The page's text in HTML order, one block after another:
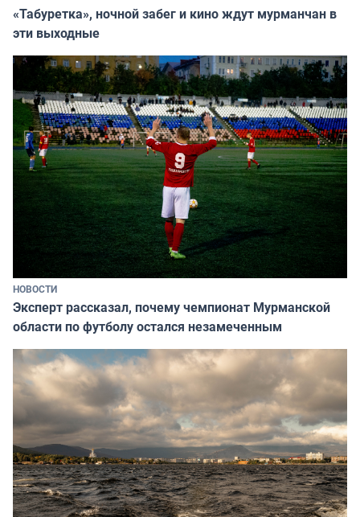
«Табуретка», ночной забег и кино ждут мурманчан в
эти выходные
НОВОСТИ
Эксперт рассказал, почему чемпионат Мурманской
области по футболу остался незамеченным